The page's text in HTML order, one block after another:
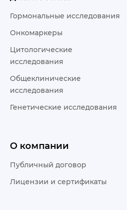
Гормональные исследования
Онкомаркеры
Цитологические
исследования
Общеклинические
исследования
Генетические исследования
О компании
Публичный договор
Лицензии и сертификаты